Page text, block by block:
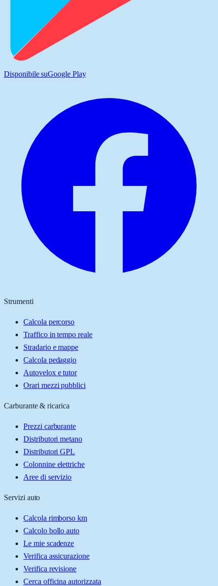
Disponibile suGoogle Play
Strumenti
Calcola percorso
Traffico in tempo reale
Stradario e mappe
Calcola pedaggio
Autovelox e tutor
Orari mezzi pubblici
Carburante & ricarica
Prezzi carburante
Distributori metano
Distributori GPL
Colonnine elettriche
Aree di servizio
Servizi auto
Calcola rimborso km
Calcolo bollo auto
Le mie scadenze
Verifica assicurazione
Verifica revisione
Cerca officina autorizzata